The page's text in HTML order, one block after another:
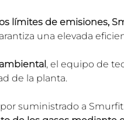
límites de emisiones,
una elevada
, el equipo de
de la planta.
suministrado a